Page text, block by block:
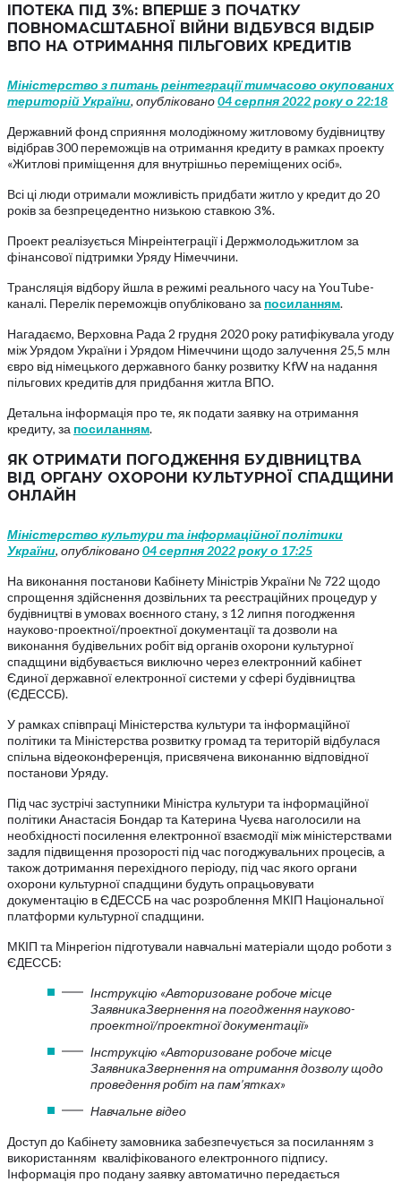
ІПОТЕКА ПІД 3%: ВПЕРШЕ З ПОЧАТКУ
ПОВНОМАСШТАБНОЇ ВІЙНИ ВІДБУВСЯ ВІДБІР
ВПО НА ОТРИМАННЯ ПІЛЬГОВИХ КРЕДИТІВ
Міністерство з питань реінтеграції тимчасово окупованих
територій України, опубліковано04 серпня 2022 року о 22:18
Державний фонд сприяння молодіжному житловому будівництву
відібрав 300 переможців на отримання кредиту в рамках проекту
«Житлові приміщення для внутрішньо переміщених осіб».
Всі ці люди отримали можливість придбати житло у кредит до 20
років за безпрецедентно низькою ставкою 3%.
Проект реалізується Мінреінтеграції і Держмолодьжитлом за
фінансової підтримки Уряду Німеччини.
Трансляція відбору йшла в режимі реального часу на YouTube-
каналі. Перелік переможців опубліковано за посиланням.
Нагадаємо, Верховна Рада 2 грудня 2020 року ратифікувала угоду
між Урядом України і Урядом Німеччини щодо залучення 25,5 млн
євро від німецького державного банку розвитку KfW на надання
пільгових кредитів для придбання житла ВПО.
Детальна інформація про те, як подати заявку на отримання
кредиту, за посиланням.
ЯК ОТРИМАТИ ПОГОДЖЕННЯ БУДІВНИЦТВА
ВІД ОРГАНУ ОХОРОНИ КУЛЬТУРНОЇ СПАДЩИНИ
ОНЛАЙН
Міністерство культури та інформаційної політики
України, опубліковано04 серпня 2022 року о 17:25
На виконання постанови Кабінету Міністрів України № 722 щодо
спрощення здійснення дозвільних та реєстраційних процедур у
будівництві в умовах воєнного стану, з 12 липня погодження
науково-проектної/проектної документації та дозволи на
виконання будівельних робіт від органів охорони культурної
спадщини відбувається виключно через електронний кабінет
Єдиної державної електронної системи у сфері будівництва
(ЄДЕССБ).
У рамках співпраці Міністерства культури та інформаційної
політики та Міністерства розвитку громад та територій відбулася
спільна відеоконференція, присвячена виконанню відповідної
постанови Уряду.
Під час зустрічі заступники Міністра культури та інформаційної
політики Анастасія Бондар та Катерина Чуєва наголосили на
необхідності посилення електронної взаємодії між міністерствами
задля підвищення прозорості під час погоджувальних процесів, а
також дотримання перехідного періоду, під час якого органи
охорони культурної спадщини будуть опрацьовувати
документацію в ЄДЕССБ на час розроблення МКІП Національної
платформи культурної спадщини.
МКІП та Мінрегіон підготували навчальні матеріали щодо роботи з
ЄДЕССБ:
Інструкцію «Авторизоване робоче місце
ЗаявникаЗвернення на погодження науково-
проектної/проектної документації»
Інструкцію «Авторизоване робоче місце
ЗаявникаЗвернення на отримання дозволу щодо
проведення робіт на пам’ятках»
Навчальне відео
Доступ до Кабінету замовника забезпечується за посиланням з
використанням кваліфікованого електронного підпису.
Інформація про подану заявку автоматично передається